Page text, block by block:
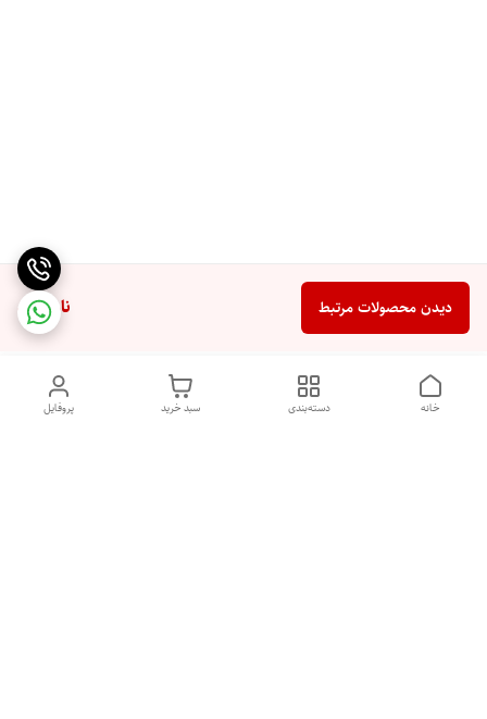
ناموجود دیدن محصولات مرتبط
پروفایل سبد خرید دسته‌بندی خانه